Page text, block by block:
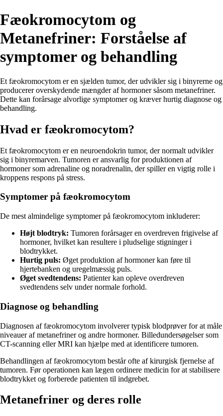
Fæokromocytom og
Metanefriner: Forståelse af
symptomer og behandling
Et fæokromocytom er en sjælden tumor, der udvikler sig i binyrerne og
producerer overskydende mængder af hormoner såsom metanefriner.
Dette kan forårsage alvorlige symptomer og kræver hurtig diagnose og
behandling.
Hvad er fæokromocytom?
Et fæokromocytom er en neuroendokrin tumor, der normalt udvikler
sig i binyremarven. Tumoren er ansvarlig for produktionen af
hormoner som adrenaline og noradrenalin, der spiller en vigtig rolle i
kroppens respons på stress.
Symptomer på fæokromocytom
De mest almindelige symptomer på fæokromocytom inkluderer:
Højt blodtryk: Tumoren forårsager en overdreven frigivelse af
hormoner, hvilket kan resultere i pludselige stigninger i
blodtrykket.
Hurtig puls: Øget produktion af hormoner kan føre til
hjertebanken og uregelmæssig puls.
Øget svedtendens: Patienter kan opleve overdreven
svedtendens selv under normale forhold.
Diagnose og behandling
Diagnosen af fæokromocytom involverer typisk blodprøver for at måle
niveauer af metanefriner og andre hormoner. Billedundersøgelser som
CT-scanning eller MRI kan hjælpe med at identificere tumoren.
Behandlingen af fæokromocytom består ofte af kirurgisk fjernelse af
tumoren. Før operationen kan lægen ordinere medicin for at stabilisere
blodtrykket og forberede patienten til indgrebet.
Metanefriner og deres rolle